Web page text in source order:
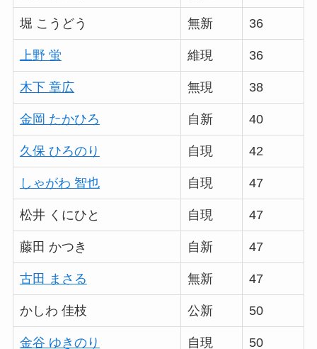
堀 こうどう 無新 36
上野 蛍 維現 36
木下 章広 無現 38
金岡 たかひろ 自新 40
久保 ひろのり 自現 42
しゃがわ 智也 自現 47
松井 くにひと 自現 47
藤田 かつき 自新 47
古田 まさる 無新 47
かしわ 佳枝 公新 50
金谷 ゆきのり 自現 50